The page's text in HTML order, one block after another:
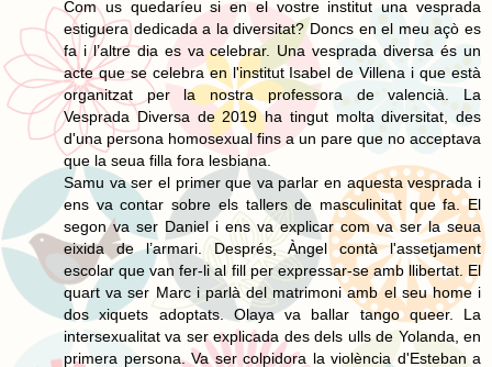
Com us quedaríeu si en el vostre institut una vesprada
estiguera dedicada a la diversitat? Doncs en el meu açò es
fa i l’altre dia es va celebrar. Una vesprada diversa és un
acte que se celebra en l'institut Isabel de Villena i que està
organitzat per la nostra professora de valencià. La
Vesprada Diversa de 2019 ha tingut molta diversitat, des
d'una persona homosexual fins a un pare que no acceptava
que la seua filla fora lesbiana.
Samu va ser el primer que va parlar en aquesta vesprada i
ens va contar sobre els tallers de masculinitat que fa. El
segon va ser Daniel i ens va explicar com va ser la seua
eixida de l’armari. Després, Àngel contà l'assetjament
escolar que van fer-li al fill per expressar-se amb llibertat. El
quart va ser Marc i parlà del matrimoni amb el seu home i
dos xiquets adoptats. Olaya va ballar tango queer. La
intersexualitat va ser explicada des dels ulls de Yolanda, en
primera persona. Va ser colpidora la violència d'Esteban a